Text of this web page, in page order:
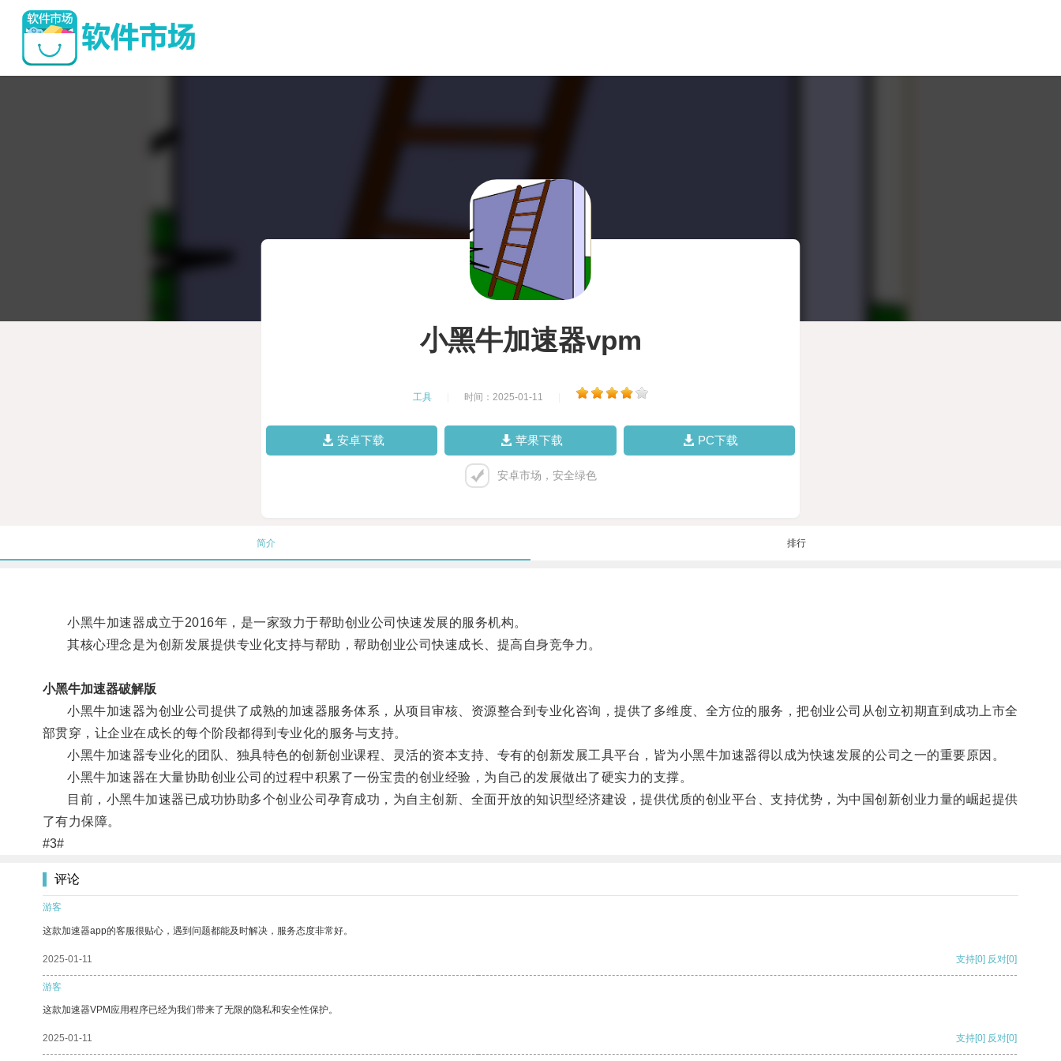
小黑牛加速器vpm
工具 时间：2025-01-11
安卓下载 苹果下载 PC下载
安卓市场，安全绿色
简介 排行
小黑牛加速器成立于2016年，是一家致力于帮助创业公司快速发展的服务机构。
其核心理念是为创新发展提供专业化支持与帮助，帮助创业公司快速成长、提高自身竞争力。
小黑牛加速器破解版
小黑牛加速器为创业公司提供了成熟的加速器服务体系，从项目审核、资源整合到专业化咨询，提供了多维度、全方位的服务，把创业公司从创立初期直到成功上市全
部贯穿，让企业在成长的每个阶段都得到专业化的服务与支持。
小黑牛加速器专业化的团队、独具特色的创新创业课程、灵活的资本支持、专有的创新发展工具平台，皆为小黑牛加速器得以成为快速发展的公司之一的重要原因。
小黑牛加速器在大量协助创业公司的过程中积累了一份宝贵的创业经验，为自己的发展做出了硬实力的支撑。
目前，小黑牛加速器已成功协助多个创业公司孕育成功，为自主创新、全面开放的知识型经济建设，提供优质的创业平台、支持优势，为中国创新创业力量的崛起提供
了有力保障。
#3#
评论
游客
这款加速器app的客服很贴心，遇到问题都能及时解决，服务态度非常好。
2025-01-11 支持[0] 反对[0]
游客
这款加速器VPM应用程序已经为我们带来了无限的隐私和安全性保护。
2025-01-11 支持[0] 反对[0]